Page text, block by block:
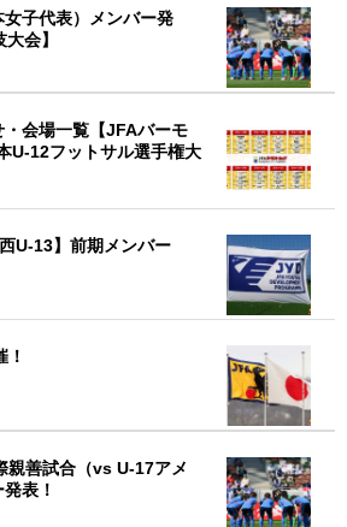
子代表）メンバー発
会】
会場一覧【JFAバーモ
U-12フットサル選手権大
U-13】前期メンバー
親善試合（vs U-17アメ
表！